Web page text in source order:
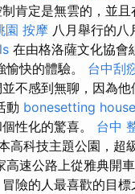
肯定是無雲的，並
園 按摩 八月舉行的
在由格洛薩文化協會
快的體驗。 台中刮
不感到無聊，因為他
動 bonesetting house
性化的驚喜。 台中
高科技主題公園，超
速公路上從雅典開車
險的人最喜歡的目標